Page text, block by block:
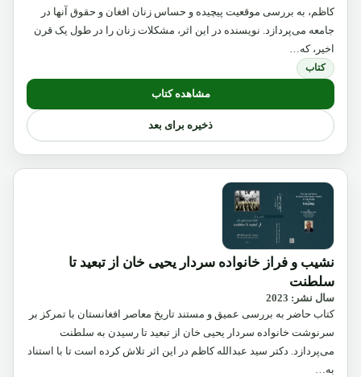
کاظم، به بررسی موقعیت پیچیده و حساس زنان افغان و حقوق آنها در
جامعه می‌پردازد. نویسنده در این اثر، مشکلات زنان را در طول یک قرن
اخیر، که…
کتاب
مشاهده کتاب
ذخیره برای بعد
نشیب و فراز خانواده سردار یحیی خان از تبعید تا
سلطنت
سال نشر: 2023
کتاب حاضر به بررسی عمیق و مستند تاریخ معاصر افغانستان با تمرکز بر
سرنوشت خانواده سردار یحیی خان از تبعید تا رسیدن به سلطنت
می‌پردازد. دکتر سید عبدالله کاظم در این اثر تلاش کرده است تا با استناد
به…